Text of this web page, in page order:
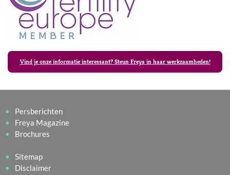
Vind je onze informatie interessant? Steun Freya in haar werkzaamheden!
Persberichten
Freya Magazine
Brochures
Sitemap
Disclaimer